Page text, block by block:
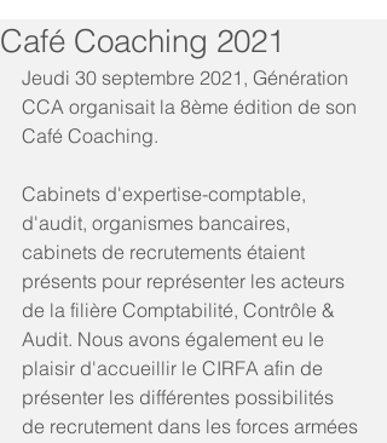
Café Coaching 2021
Jeudi 30 septembre 2021, Génération
CCA organisait la 8ème édition de son
Café Coaching.
Cabinets d'expertise-comptable,
d'audit, organismes bancaires,
cabinets de recrutements étaient
présents pour représenter les acteurs
de la filière Comptabilité, Contrôle &
Audit. Nous avons également eu le
plaisir d'accueillir le CIRFA afin de
présenter les différentes possibilités
de recrutement dans les forces armées